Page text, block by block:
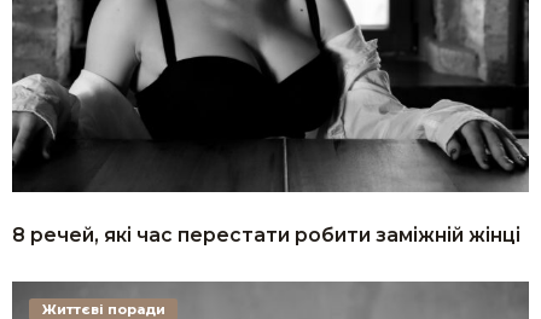
8 речей, які час перестати робити заміжній жінці
Життєві поради